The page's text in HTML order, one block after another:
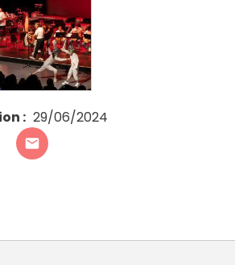
29/06/2024